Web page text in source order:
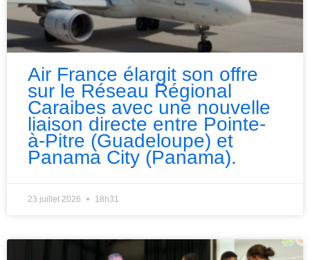
Air France élargit son offre
sur le Réseau Régional
Caraibes avec une nouvelle
liaison directe entre Pointe-
à-Pitre (Guadeloupe) et
Panama City (Panama).
23 juillet 2026 18h31